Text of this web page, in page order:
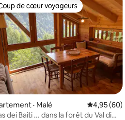
de cœur voyageurs parmi les plus
de cœur voyageurs
· Malé Note
4,95 (60)
Val di